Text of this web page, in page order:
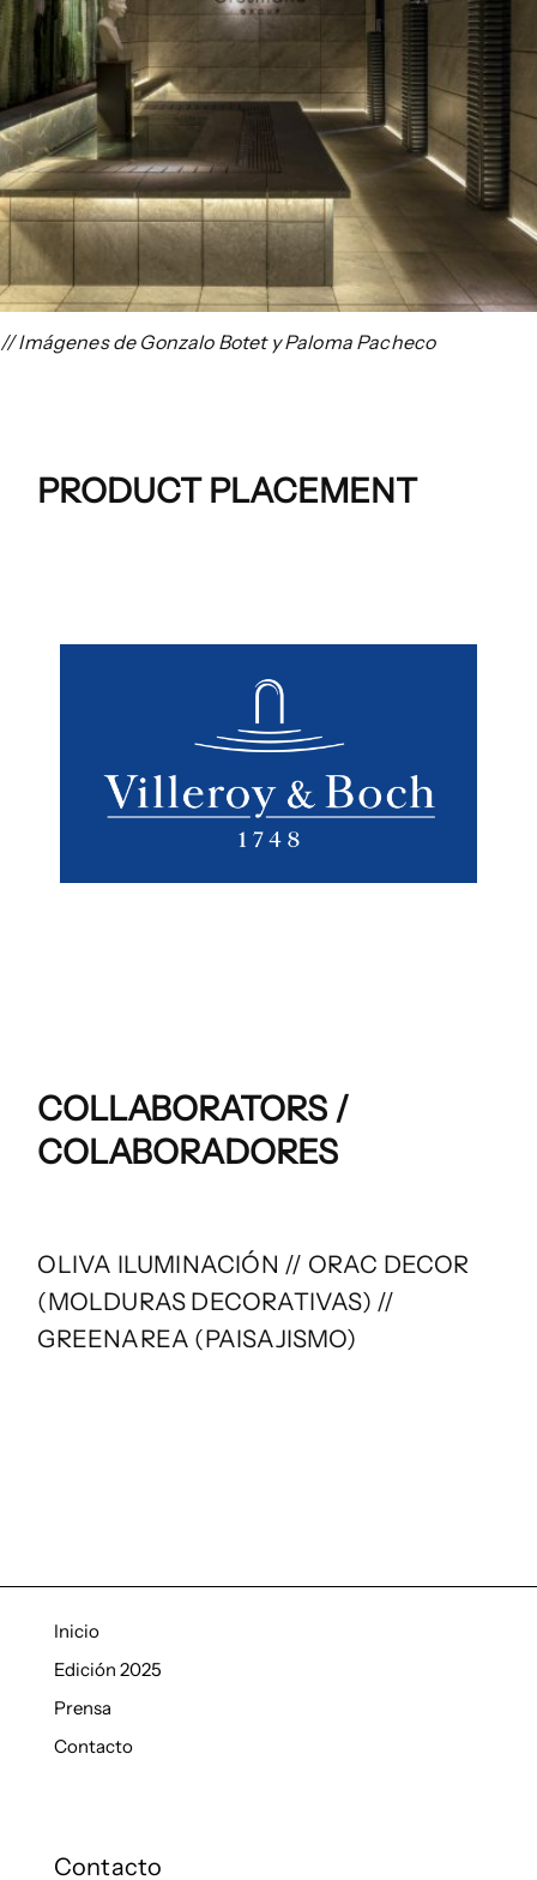
// Imágenes de Gonzalo Botet y Paloma Pacheco
PRODUCT PLACEMENT
COLLABORATORS /
COLABORADORES
OLIVA ILUMINACIÓN // ORAC DECOR
(MOLDURAS DECORATIVAS) //
GREENAREA (PAISAJISMO)
Inicio
Edición 2025
Prensa
Contacto
Contacto